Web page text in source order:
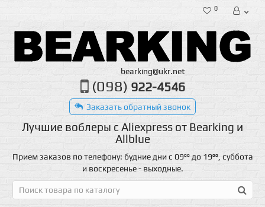
0
bearking@ukr.net
(098) 922-4546
Заказать обратный звонок
Лучшие воблеры с Aliexpress от Bearking и
Allblue
Прием заказов по телефону: будние дни с 09ºº до 19ºº, суббота
и воскресенье - выходные.